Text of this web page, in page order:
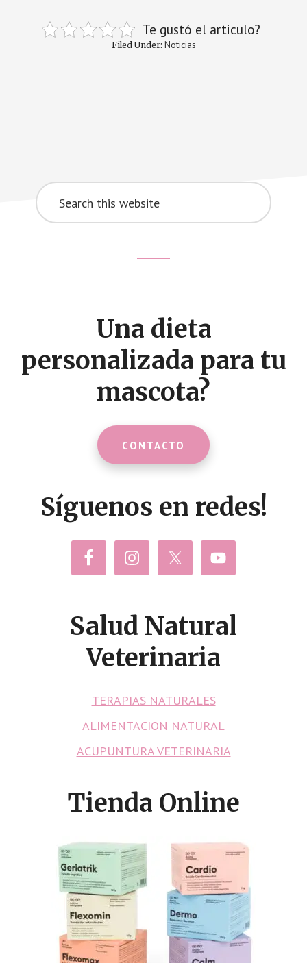
Te gustó el articulo?
Filed Under: Noticias
Search
this
website
Una dieta
personalizada para tu
mascota?
CONTACTO
Síguenos en redes!
Salud Natural
Veterinaria
TERAPIAS NATURALES
ALIMENTACION NATURAL
ACUPUNTURA VETERINARIA
Tienda Online